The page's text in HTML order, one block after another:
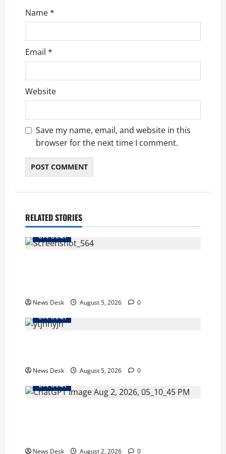
Name*
Email *
Website
Save my name, email, and website in this
browser for the next time I comment.
RELATED STORIES
राज्य समाचार
News Desk August 5, 2026
0
राज्य समाचार
News Desk August 5, 2026
0
राज्य समाचार
News Desk August 2, 2026 0